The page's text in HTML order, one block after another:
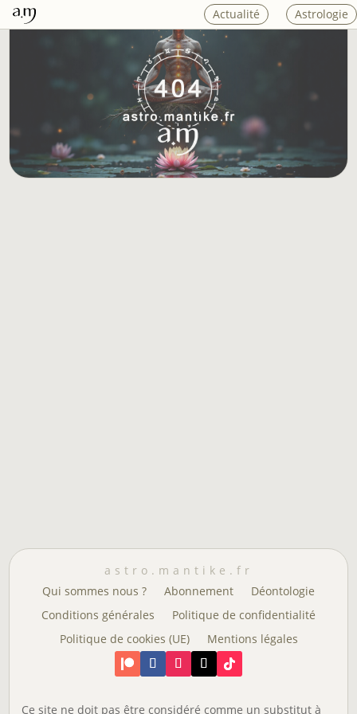
Actualité Astrologie
astro.mantike.fr
Qui sommes nous ?
Abonnement
Déontologie
Conditions générales
Politique de confidentialité
Politique de cookies (UE)
Mentions légales
Ce site ne doit pas être considéré comme un substitut à